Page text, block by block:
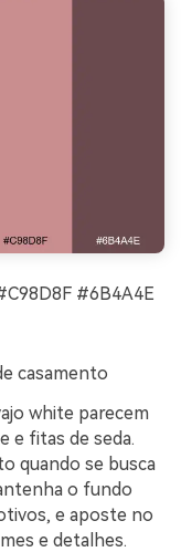
#6B4A4E
casamento
white parecem
e fitas de seda.
quando se busca
o fundo
e aposte no
e detalhes.